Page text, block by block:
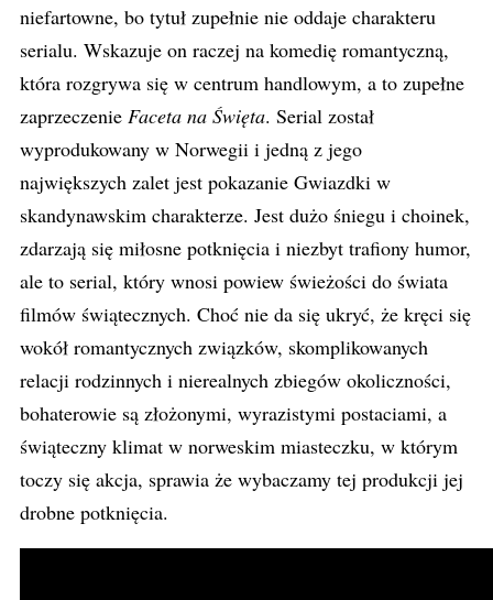
niefartowne, bo tytuł zupełnie nie oddaje charakteru
serialu. Wskazuje on raczej na komedię romantyczną,
która rozgrywa się w centrum handlowym, a to zupełne
zaprzeczenie Faceta na Święta. Serial został
wyprodukowany w Norwegii i jedną z jego
największych zalet jest pokazanie Gwiazdki w
skandynawskim charakterze. Jest dużo śniegu i choinek,
zdarzają się miłosne potknięcia i niezbyt trafiony humor,
ale to serial, który wnosi powiew świeżości do świata
filmów świątecznych. Choć nie da się ukryć, że kręci się
wokół romantycznych związków, skomplikowanych
relacji rodzinnych i nierealnych zbiegów okoliczności,
bohaterowie są złożonymi, wyrazistymi postaciami, a
świąteczny klimat w norweskim miasteczku, w którym
toczy się akcja, sprawia że wybaczamy tej produkcji jej
drobne potknięcia.